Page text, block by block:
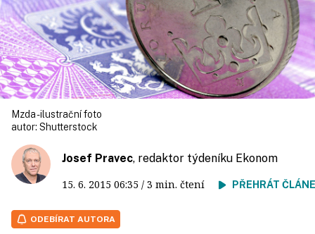
Mzda - ilustrační foto
autor: Shutterstock
Josef Pravec, redaktor týdeníku Ekonom
15. 6. 2015 06:35 / 3 min. čtení PŘEHRÁT
ODEBÍRAT AUTORA